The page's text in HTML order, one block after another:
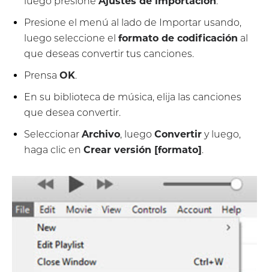
Presione el menú al lado de Importar usando,
luego seleccione el formato de codificación al
que deseas convertir tus canciones.
Prensa OK.
En su biblioteca de música, elija las canciones
que desea convertir.
Seleccionar Archivo, luego Convertir y luego,
haga clic en Crear versión [formato] .